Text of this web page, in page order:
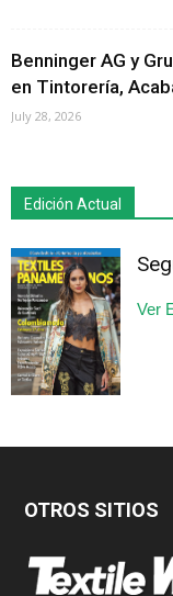
Benninger AG y
en Tintorería,
July 28, 2026
Edición Actual
Ver
OTROS SITIOS